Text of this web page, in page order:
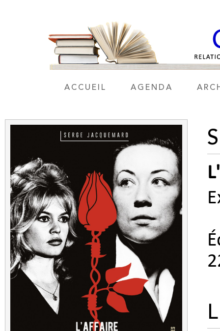
ACCUEIL AGENDA